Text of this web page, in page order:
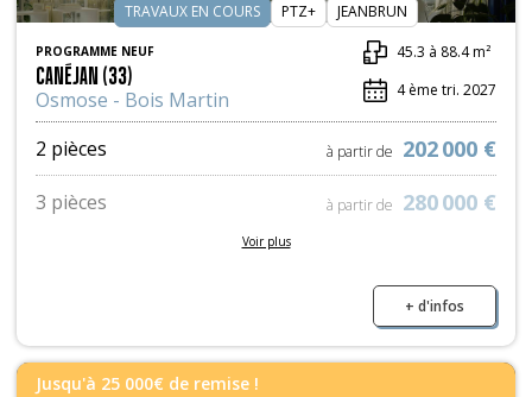
TRAVAUX EN COURS PTZ+ JEANBRUN
PROGRAMME NEUF
CANÉJAN (33)
Osmose - Bois Martin
45.3 à 88.4 m²
4 ème tri. 2027
2 pièces à partir de 202 000 €
3 pièces à partir de 280 000 €
Voir plus
+ d'infos
Jusqu'à 25 000€ de remise !